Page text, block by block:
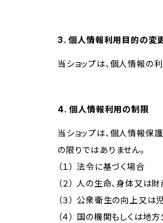
3. 個人情報利用目的の変
当ショップは、個人情報の
4. 個人情報利用の制限
当ショップは、個人情報保
の限りではありません。
（１） 法令に基づく場合
（２） 人の生命、身体又
（３） 公衆衛生の向上又
（４） 国の機関もしくは